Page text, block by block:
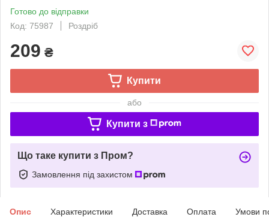
Готово до відправки
Код: 75987
Роздріб
209 ₴
Купити
або
Купити з
Що таке купити з Пром?
Замовлення під захистом
Опис Характеристики Доставка Оплата Умови